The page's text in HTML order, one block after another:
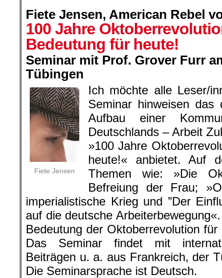
Fiete Jensen, American Rebel
100 Jahre
Bedeutung für heute!
Seminar mit Prof. Grover Furr
Tübingen
Fiete Jensen
Ich möchte alle Leser/
Seminar hinweisen das
Aufbau einer
Deutschlands – Arbeit
»100 Jahre
heute!« anbietet. Auf
Themen wie: »Die
Befreiung der Frau;
imperialistische Krieg und ”Der
auf die deutsche
Bedeutung der Oktoberrevolution
Das Seminar findet mit
Beiträgen u. a. aus Frankreich, der
Die Seminarsprache ist Deutsch.